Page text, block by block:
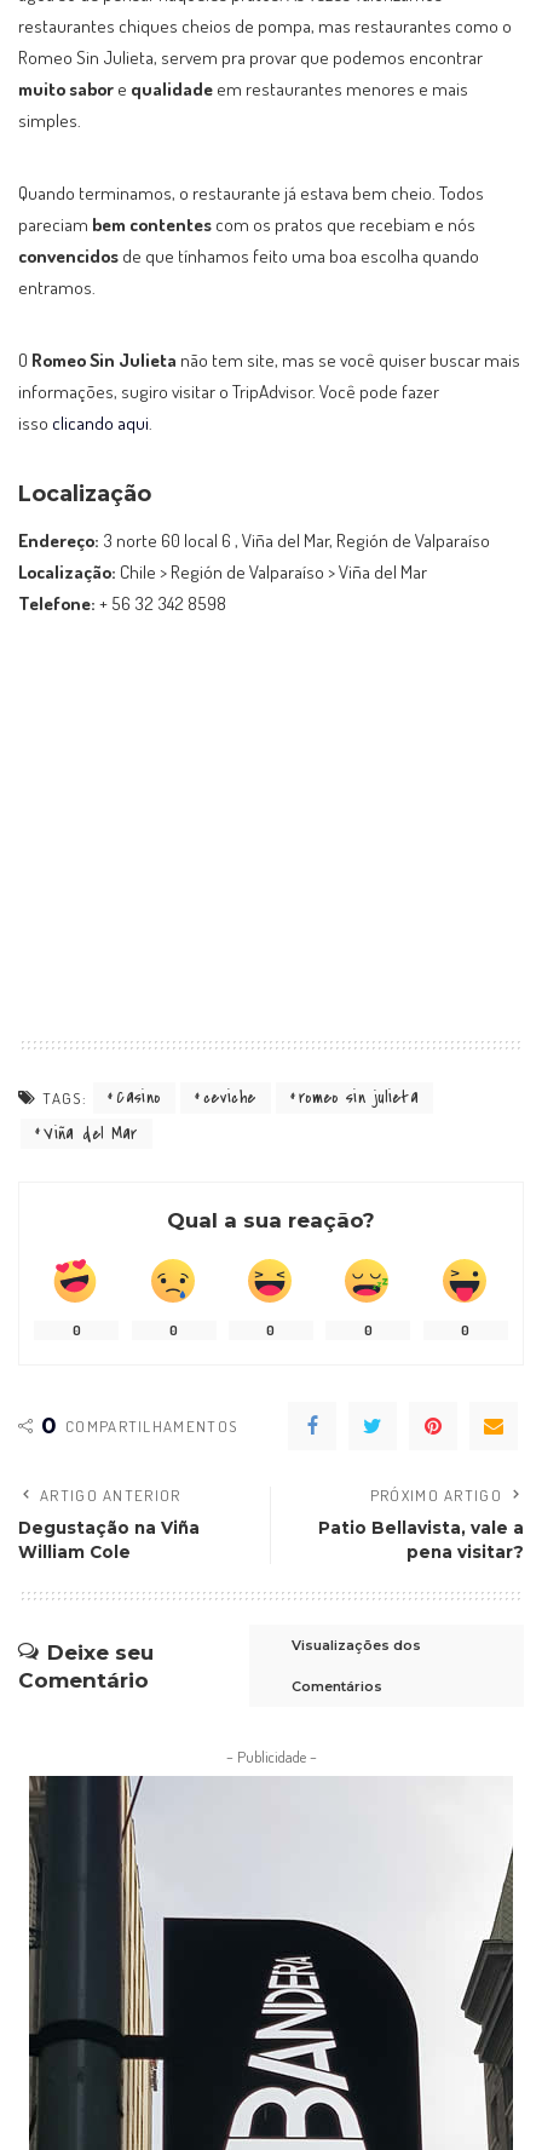
restaurantes chiques cheios de pompa, mas restaurantes como o
Romeo Sin Julieta, servem pra provar que podemos encontrar
muito sabor e qualidade em restaurantes menores e mais
simples.
Quando terminamos, o restaurante já estava bem cheio. Todos
pareciam bem contentes com os pratos que recebiam e nós
convencidos de que tínhamos feito uma boa escolha quando
entramos.
O Romeo Sin Julieta não tem site, mas se você quiser buscar mais
informações, sugiro visitar o TripAdvisor. Você pode fazer
isso clicando aqui.
Localização
Endereço: 3 norte 60 local 6 , Viña del Mar, Región de Valparaíso
Localização: Chile > Región de Valparaíso > Viña del Mar
Telefone: + 56 32 342 8598
TAGS: Casino ceviche
romeo sin julieta
Viña del Mar
Qual a sua reação?
0 0 0 0 0
0 COMPARTILHAMENTOS
ARTIGO ANTERIOR
Degustação na Viña
William Cole
PRÓXIMO ARTIGO
Patio Bellavista, vale a
pena visitar?
Deixe seu
Comentário
Visualizações dos
Comentários
– Publicidade –